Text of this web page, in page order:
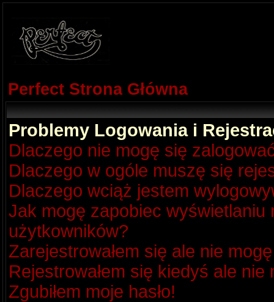
Perfect Strona Główna
Problemy Logowania i
Dlaczego nie mogę się
Dlaczego w ogóle muszę się
Dlaczego wciąż jestem
Jak mogę zapobiec
użytkowników?
Zarejestrowałem się ale nie
Rejestrowałem się kiedyś ale
Zgubiłem moje hasło!